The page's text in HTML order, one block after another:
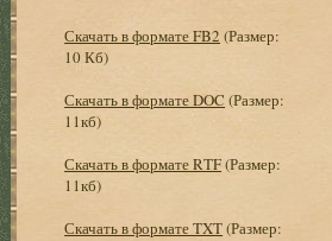
Скачать в формате FB2 (Размер:
10 Кб)
Скачать в формате DOC (Размер:
11кб)
Скачать в формате RTF(Размер:
11кб)
Скачать в формате TXT(Размер: